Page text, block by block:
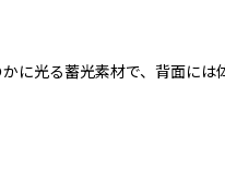
に光る蓄光素材で、背面には